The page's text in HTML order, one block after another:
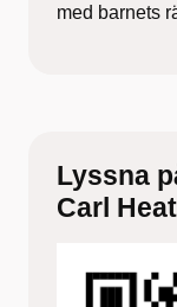
med barnets
Lyssna
Carl